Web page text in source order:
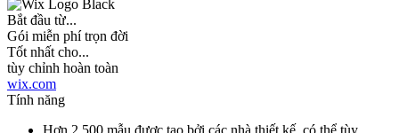
Bắt đầu từ...
Gói miễn phí trọn đời
Tốt nhất cho...
tùy chỉnh hoàn toàn
wix.com
Tính năng
Hơn 2.500 mẫu được tạo bởi các nhà thiết kế, có thể tùy